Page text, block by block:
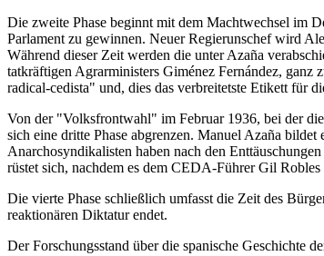
Die zweite Phase beginnt mit dem Machtwechsel im
Parlament zu gewinnen. Neuer Regierunschef wird
Während dieser Zeit werden die unter Azaña
tatkräftigen Agrarministers Giménez Fernández,
radical-cedista" und, dies das verbreitetste Etikett für
Von der "Volksfrontwahl" im Februar 1936, bei der
sich eine dritte Phase abgrenzen. Manuel Azaña
Anarchosyndikalisten haben nach den
rüstet sich, nachdem es dem CEDA-Führer Gil
Die vierte Phase schließlich umfasst die Zeit des
reaktionären Diktatur endet.
Der Forschungsstand über die spanische Geschichte